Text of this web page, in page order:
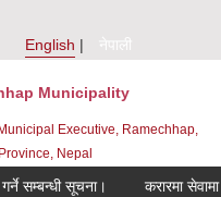
English
नेपाली
Municipality
Executive, Ramechhap,
Nepal
सूचना। करारमा सेवामा